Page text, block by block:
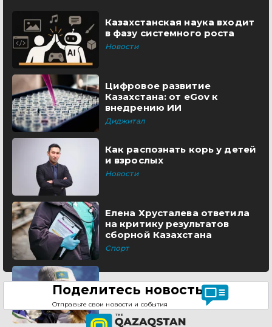
Казахстанская наука входит
в фазу системного роста
Новости
Цифровое развитие
Казахстана: от eGov к
внедрению ИИ
Диджитал
Как распознать корь у детей
и взрослых
Новости
Елена Хрусталева ответила
на критику результатов
сборной Казахстана
Спорт
Поделитесь новостью
Отправьте свои новости и события